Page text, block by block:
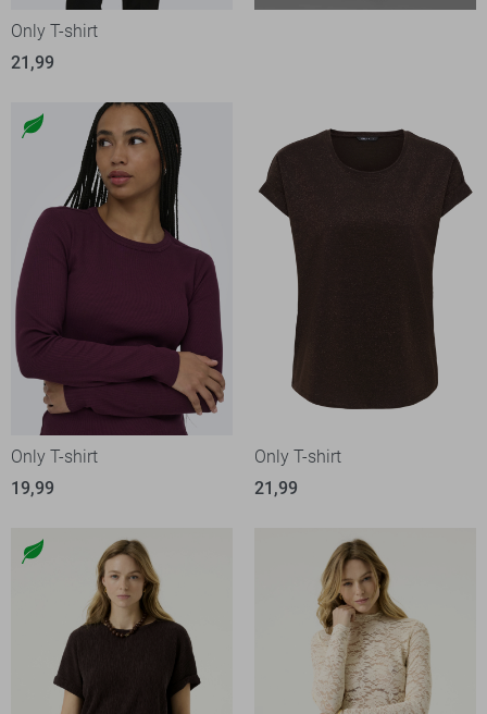
Only T-shirt
21,99
Only T-shirt
19,99
Only T-shirt
21,99